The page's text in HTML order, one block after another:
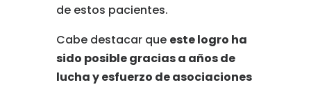
de estos pacientes.
Cabe destacar que estelogro ha
sido posiblegraciasa añosde
luchayesfuerzo deasociaciones